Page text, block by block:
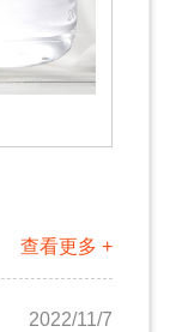
查看更多 +
2022/11/7